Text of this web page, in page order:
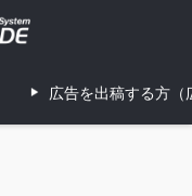
広告を出稿する方（